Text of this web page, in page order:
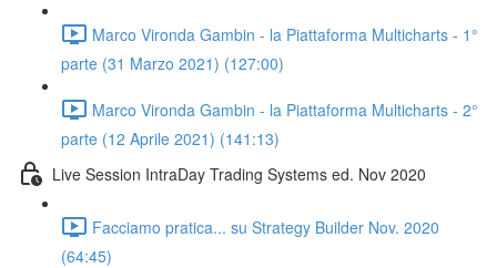
Marco Vironda Gambin - la Piattaforma Multicharts - 1°
parte (31 Marzo 2021) (127:00)
Marco Vironda Gambin - la Piattaforma Multicharts - 2°
parte (12 Aprile 2021) (141:13)
Live Session IntraDay Trading Systems ed. Nov 2020
Facciamo pratica... su Strategy Builder Nov. 2020
(64:45)